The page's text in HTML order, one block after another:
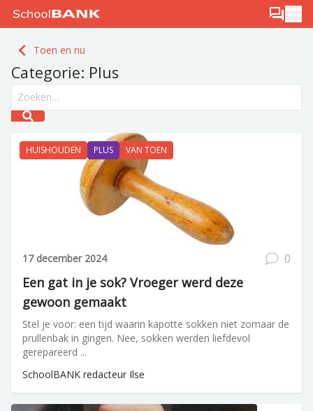
Ga naar de inhoud Berichten
Meld je gratis aan
Toen en nu
Categorie: Plus
Search field
Submit search
HUISHOUDEN PLUS VAN TOEN
17 december 2024 0
Een gat in je sok? Vroeger werd deze
gewoon gemaakt
Stel je voor: een tijd waarin kapotte sokken niet zomaar de
prullenbak in gingen. Nee, sokken werden liefdevol
gerepareerd ...
SchoolBANK redacteur Ilse